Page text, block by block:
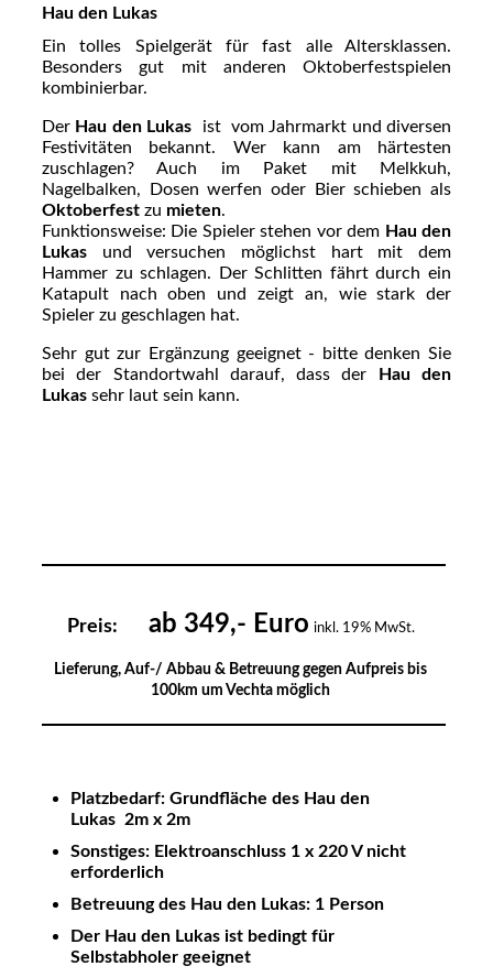
Hau den Lukas
Ein tolles Spielgerät für fast alle Altersklassen.
Besonders gut mit anderen Oktoberfestspielen
kombinierbar.
Der Hau den Lukas ist vom Jahrmarkt und diversen
Festivitäten bekannt. Wer kann am härtesten
zuschlagen? Auch im Paket mit Melkkuh,
Nagelbalken, Dosen werfen oder Bier schieben als
Oktoberfestzu mieten.
Funktionsweise: Die Spieler stehen vor dem Hau den
Lukasund versuchen möglichst hart mit dem
Hammer zu schlagen. Der Schlitten fährt durch ein
Katapult nach oben und zeigt an, wie stark der
Spieler zu geschlagen hat.
Sehr gut zur Ergänzung geeignet - bitte denken Sie
bei der Standortwahl darauf, dass der
Hau den
Lukassehr laut sein kann.
Preis: ab 349,- Euro inkl. 19% MwSt.
Lieferung, Auf-/ Abbau & Betreuung gegen Aufpreis bis
100km um Vechta möglich
Platzbedarf: Grundfläche des Hau den
Lukas 2m x 2m
Sonstiges: Elektroanschluss 1 x 220 V nicht
erforderlich
Betreuung des Hau den Lukas: 1 Person
Der Hau den Lukas ist bedingt für
Selbstabholer geeignet